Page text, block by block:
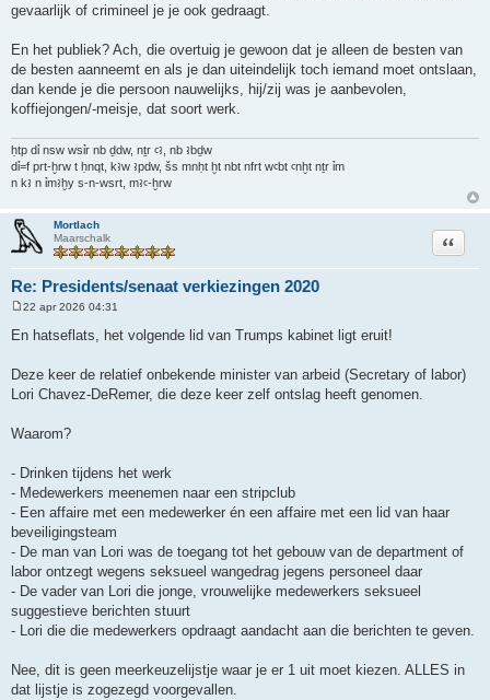
gevaarlijk of crimineel je je ook gedraagt.
En het publiek? Ach, die overtuig je gewoon dat je alleen de besten van
de besten aanneemt en als je dan uiteindelijk toch iemand moet ontslaan,
dan kende je die persoon nauwelijks, hij/zij was je aanbevolen,
koffiejongen/-meisje, dat soort werk.
ḥtp dỉ nsw wsỉr nb ḏdw, nṯr ꜥꜣ, nb ꜣbḏw
dỉ=f prt-ḫrw t ḥnqt, kꜣw ꜣpdw, šs mnḥt ḫt nbt nfrt wꜥbt ꜥnḫt nṯr ỉm
n kꜣ n ỉmꜣḫy s-n-wsrt, mꜣꜥ-ḫrw
Mortlach
Maarschalk
Re: Presidents/senaat verkiezingen 2020
Citeer
h
t
22 apr 2026 04:31
En hatseflats, het volgende lid van Trumps kabinet ligt eruit!
Deze keer de relatief onbekende minister van arbeid (Secretary of labor)
Lori Chavez-DeRemer, die deze keer zelf ontslag heeft genomen.
Waarom?
- Drinken tijdens het werk
- Medewerkers meenemen naar een stripclub
- Een affaire met een medewerker én een affaire met een lid van haar
beveiligingsteam
- De man van Lori was de toegang tot het gebouw van de department of
labor ontzegt wegens seksueel wangedrag jegens personeel daar
- De vader van Lori die jonge, vrouwelijke medewerkers seksueel
suggestieve berichten stuurt
- Lori die die medewerkers opdraagt aandacht aan die berichten te geven.
Nee, dit is geen meerkeuzelijstje waar je er 1 uit moet kiezen. ALLES in
dat lijstje is zogezegd voorgevallen.